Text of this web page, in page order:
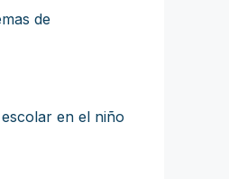
de
en el niño